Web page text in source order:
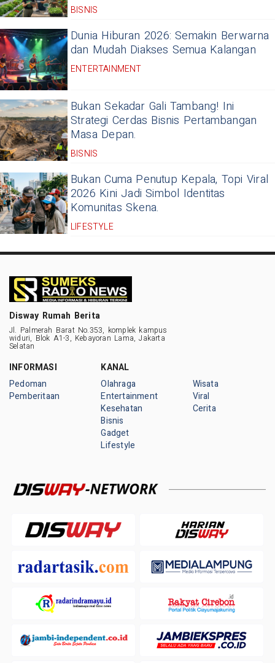
BISNIS
Dunia Hiburan 2026: Semakin Berwarna
dan Mudah Diakses Semua Kalangan
ENTERTAINMENT
Bukan Sekadar Gali Tambang! Ini
Strategi Cerdas Bisnis Pertambangan
Masa Depan.
BISNIS
Bukan Cuma Penutup Kepala, Topi Viral
2026 Kini Jadi Simbol Identitas
Komunitas Skena.
LIFESTYLE
Disway Rumah Berita
Jl. Palmerah Barat No.353, komplek kampus
widuri, Blok A1-3, Kebayoran Lama, Jakarta
Selatan
INFORMASI
Pedoman
Pemberitaan
KANAL
Olahraga
Entertainment
Kesehatan
Bisnis
Gadget
Lifestyle
Wisata
Viral
Cerita